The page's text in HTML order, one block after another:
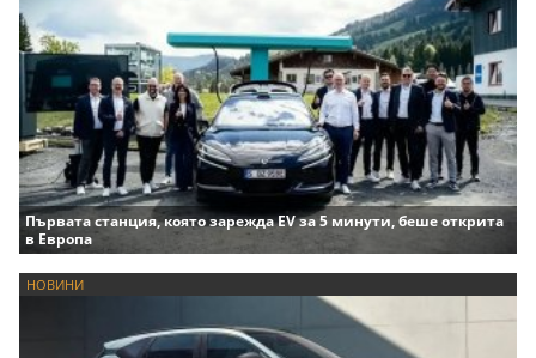
Първата станция, която зарежда EV за 5 минути, беше открита
в Европа
НОВИНИ